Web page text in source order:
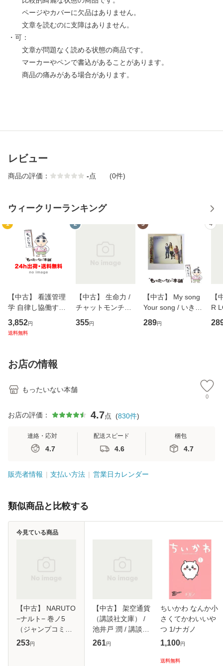
ページやカバーに欠品はありません。
文章を読むのに支障はありません。
・可：
文章が問題なく読める状態の商品です。
マーカーやペンで書込があることがあります。
商品の痛みがある場合があります。
レビュー
商品の評価： -点 (0件)
ウィークリーランキング
1
【中古】 看護管理
学 自律し協働する
専門職の看護マネ
ジメントスキル 改
恵 藤本幸三 / 南江
堂 [単行
3,852円
送料無料
2
【中古】 生命力 /
チャットモンチー /
キューンレコード
[CD]【メール便送
355円
3
【中古】 My song
Your song / いきも
のがかり / [CD]
【メール便送料無
289円
4
【
R
産
お店の情報
もったいない本舗
0
お店の評価： 4.7点 (830件)
連絡・応対
4.7
配送スピード
4.6
梱包
4.7
販売者情報 支払い方法 営業日カレンダー
類似商品と比較する
【中古】 NARUTO
−ナルト− 巻ノ5
（ジャンプコミッ
クス） / 岸本 斉史
253円
今見ている商品
【中古】 架空通貨
（講談社文庫） /
池井戸 潤 / 講談社
[文庫]【メール便送
261円
ちいかわ なんか小
さくてかわいいや
つ 1/ナガノ
1,100円
送料無料